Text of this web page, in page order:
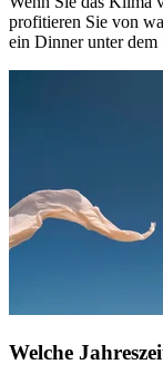
profitieren Sie von
ein Dinner unter dem
Welche